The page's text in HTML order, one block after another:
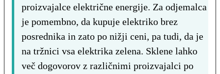
proizvajalce električne energije. Za odjemalca
je pomembno, da kupuje elektriko brez
posrednika in zato po nižji ceni, pa tudi, da je
na tržnici vsa elektrika zelena. Sklene lahko
več dogovorov z različnimi proizvajalci po